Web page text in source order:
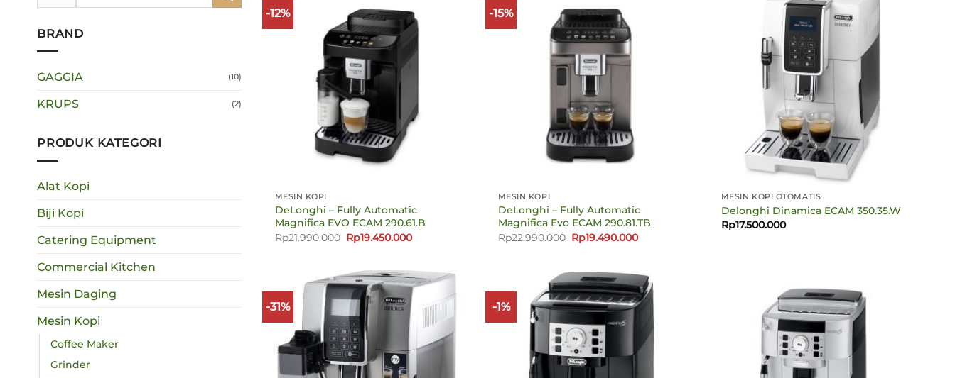
BRAND
GAGGIA (10)
KRUPS (2)
PRODUK KATEGORI
Alat Kopi
Biji Kopi
Catering Equipment
Commercial Kitchen
Mesin Daging
Mesin Kopi
Coffee Maker
Grinder
-12%
MESIN KOPI
DeLonghi – Fully Automatic
Magnifica EVO ECAM 290.61.B
Rp21.990.000 Harga
aslinya
Rp19.450.000Harga
Rp19.450.000.
-15%
MESIN KOPI
DeLonghi – Fully Automatic
Magnifica Evo ECAM 290.81.TB
Rp22.990.000 Harga
aslinya
Rp19.490.000Harga
Rp19.490.000.
MESIN KOPI OTOMATIS
Delonghi Dinamica ECAM 350.35.W
Rp17.500.000
-31% -1%